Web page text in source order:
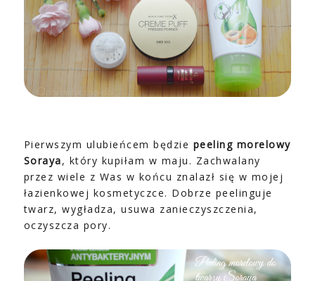
Pierwszym ulubieńcem będzie peeling morelowy
Soraya, który kupiłam w maju. Zachwalany
przez wiele z Was w końcu znalazł się w mojej
łazienkowej kosmetyczce. Dobrze peelinguje
twarz, wygładza, usuwa zanieczyszczenia,
oczyszcza pory.